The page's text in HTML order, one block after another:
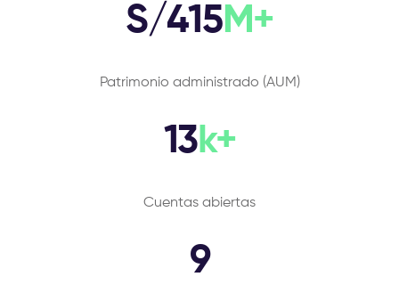
S/415M+
Patrimonio administrado (AUM)
13k+
Cuentas abiertas
9